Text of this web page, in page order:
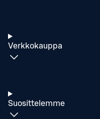
Verkkokauppa
Suosittelemme